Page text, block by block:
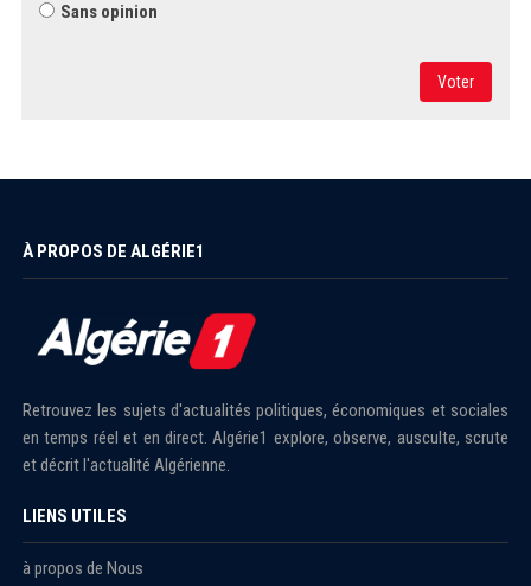
Sans opinion
Voter
À PROPOS DE ALGÉRIE1
Retrouvez les sujets d'actualités politiques, économiques et sociales
en temps réel et en direct. Algérie1 explore, observe, ausculte, scrute
et décrit l'actualité Algérienne.
LIENS UTILES
à propos de Nous